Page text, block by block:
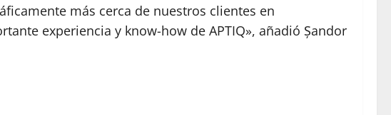
más cerca de nuestros clientes en
experiencia y know-how de APTIQ», añadió Șandor